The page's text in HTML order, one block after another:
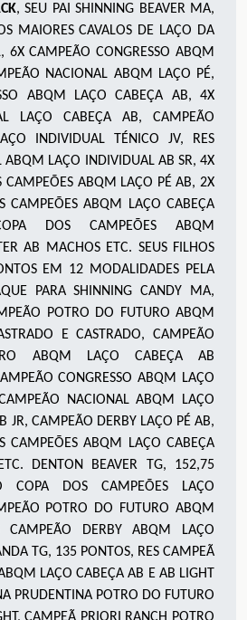
, SEU PAI SHINNING BEAVER MA,
MAIORES CAVALOS DE LAÇO DA
6X CAMPEÃO CONGRESSO ABQM
NACIONAL ABQM LAÇO PÉ,
ABQM LAÇO CABEÇA AB, 4X
LAÇO CABEÇA AB, CAMPEÃO
INDIVIDUAL TÉNICO JV, RES
ABQM LAÇO INDIVIDUAL AB SR, 4X
CAMPEÕES ABQM LAÇO PÉ AB, 2X
CAMPEÕES ABQM LAÇO CABEÇA
DOS CAMPEÕES ABQM
AB MACHOS ETC. SEUS FILHOS
EM 12 MODALIDADES PELA
PARA SHINNING CANDY MA,
POTRO DO FUTURO ABQM
E CASTRADO, CAMPEÃO
ABQM LAÇO CABEÇA AB
CONGRESSO ABQM LAÇO
NACIONAL ABQM LAÇO
JR, CAMPEÃO DERBY LAÇO PÉ AB,
CAMPEÕES ABQM LAÇO CABEÇA
DENTON BEAVER TG, 152,75
COPA DOS CAMPEÕES LAÇO
POTRO DO FUTURO ABQM
DERBY ABQM LAÇO
TG, 135 PONTOS, RES CAMPEÃ
LAÇO CABEÇA AB E AB LIGHT
PRUDENTINA POTRO DO FUTURO